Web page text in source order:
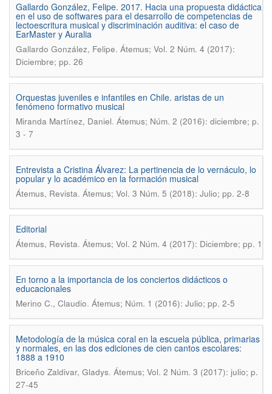
Gallardo González, Felipe. 2017. Hacia una propuesta didáctica
en el uso de softwares para el desarrollo de competencias de
lectoescritura musical y discriminación auditiva: el caso de
EarMaster y Auralia
Gallardo González, Felipe. Átemus; Vol. 2 Núm. 4 (2017):
Diciembre; pp. 26
Orquestas juveniles e infantiles en Chile. aristas de un
fenómeno formativo musical
Miranda Martínez, Daniel. Átemus; Núm. 2 (2016): diciembre; p.
3 - 7
Entrevista a Cristina Álvarez: La pertinencia de lo vernáculo, lo
popular y lo académico en la formación musical
Átemus, Revista. Átemus; Vol. 3 Núm. 5 (2018): Julio; pp. 2-8
Editorial
Átemus, Revista. Átemus; Vol. 2 Núm. 4 (2017): Diciembre; pp. 1
En torno a la importancia de los conciertos didácticos o
educacionales
Merino C., Claudio. Átemus; Núm. 1 (2016): Julio; pp. 2-5
Metodología de la música coral en la escuela pública, primarias
y normales, en las dos ediciones de cien cantos escolares:
1888 a 1910
Briceño Zaldivar, Gladys. Átemus; Vol. 2 Núm. 3 (2017): julio; p.
27-45